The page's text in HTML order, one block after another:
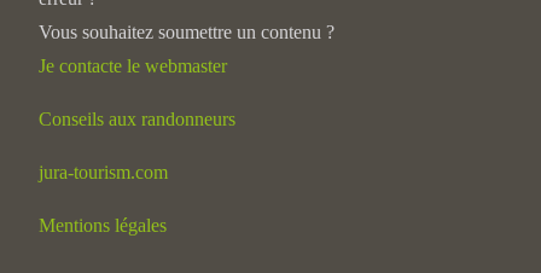
Vous souhaitez soumettre un contenu ?
Je contacte le webmaster
Conseils aux randonneurs
jura-tourism.com
Mentions légales